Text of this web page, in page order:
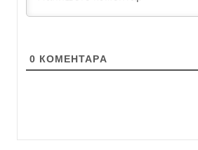
0 КОМЕНТАРA